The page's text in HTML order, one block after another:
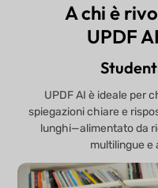
A chi è
UPDF
UPDF AI è ideale per
spiegazioni chiare e
lunghi—alimentato da
multilingue e